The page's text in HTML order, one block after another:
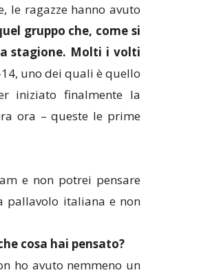
le ragazze hanno avuto
gruppo che, come si
stagione. Molti i volti
uno dei quali è quello
iniziato finalmente la
ora – queste le prime
e non potrei pensare
pallavolo italiana e non
cosa hai pensato?
ho avuto nemmeno un